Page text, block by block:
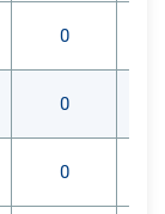
0
0
0